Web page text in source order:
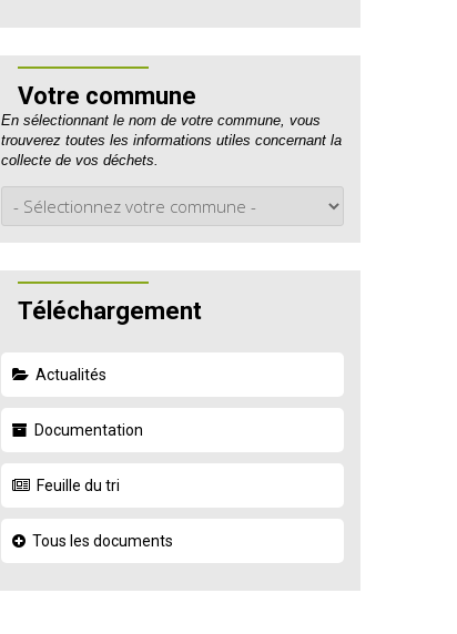
Votre commune
En sélectionnant le nom de votre commune, vous
trouverez toutes les informations utiles concernant la
collecte de vos déchets.
Téléchargement
Actualités
Documentation
Feuille du tri
Tous les documents